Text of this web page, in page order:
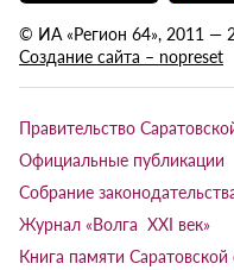
© ИА «Регион 64», 2011 —
Создание сайта – nopreset
Правительство
Официальные публикации
Собрание
Журнал «Волга XXI век»
Книга памяти Саратовской